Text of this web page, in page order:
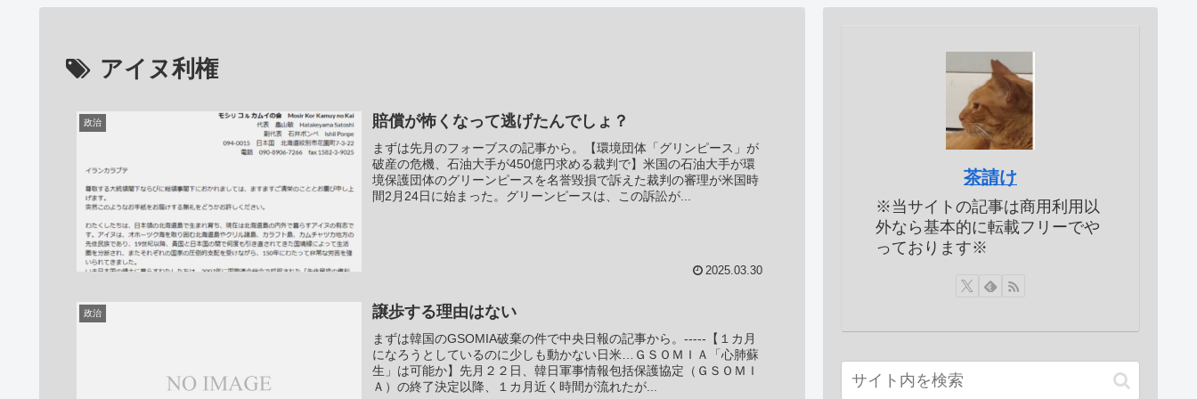
アイヌ利権
政治 賠償が怖くなって逃げたんでしょ？
まずは先月のフォーブスの記事から。【環境団体「グリンピース」が
破産の危機、石油大手が450億円求める裁判で】米国の石油大手が環
境保護団体のグリーンピースを名誉毀損で訴えた裁判の審理が米国時
間2月24日に始まった。グリーンピースは、この訴訟が...
2025.03.30
政治 譲歩する理由はない
まずは韓国のGSOMIA破棄の件で中央日報の記事から。-----【１カ月
になろうとしているのに少しも動かない日米…ＧＳＯＭＩＡ「心肺蘇
生」は可能か】先月２２日、韓日軍事情報包括保護協定（ＧＳＯＭＩ
Ａ）の終了決定以降、１カ月近く時間が流れたが...
茶請け
※当サイトの記事は商用利用以
外なら基本的に転載フリーでや
っております※